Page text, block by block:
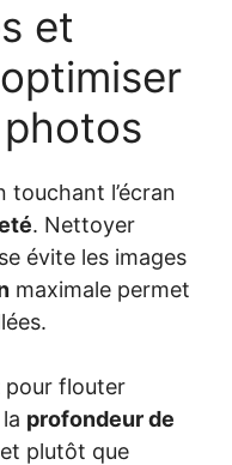
et
touchant l’écran
. Nettoyer
évite les images
maximale permet
pour flouter
profondeur de
plutôt que